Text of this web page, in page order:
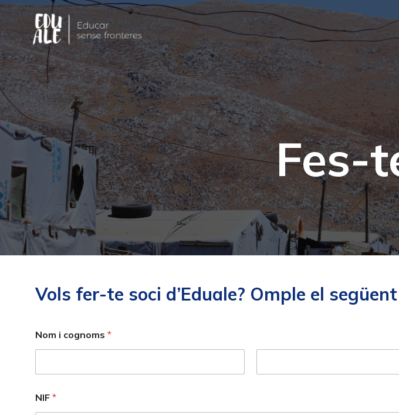
Fes-
Vols fer-te soci d’Eduale? Omple el
Nom i cognoms *
NIF *